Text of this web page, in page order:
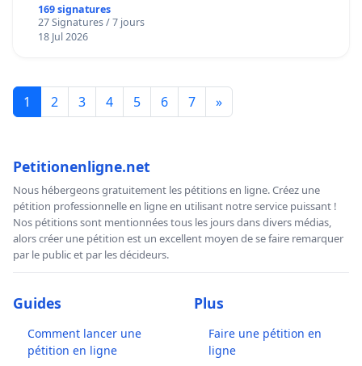
169 signatures
27 Signatures / 7 jours
18 Jul 2026
1 2 3 4 5 6 7 »
Petitionenligne.net
Nous hébergeons gratuitement les pétitions en ligne. Créez une
pétition professionnelle en ligne en utilisant notre service puissant !
Nos pétitions sont mentionnées tous les jours dans divers médias,
alors créer une pétition est un excellent moyen de se faire remarquer
par le public et par les décideurs.
Guides
Comment lancer une
pétition en ligne
Plus
Faire une pétition en
ligne